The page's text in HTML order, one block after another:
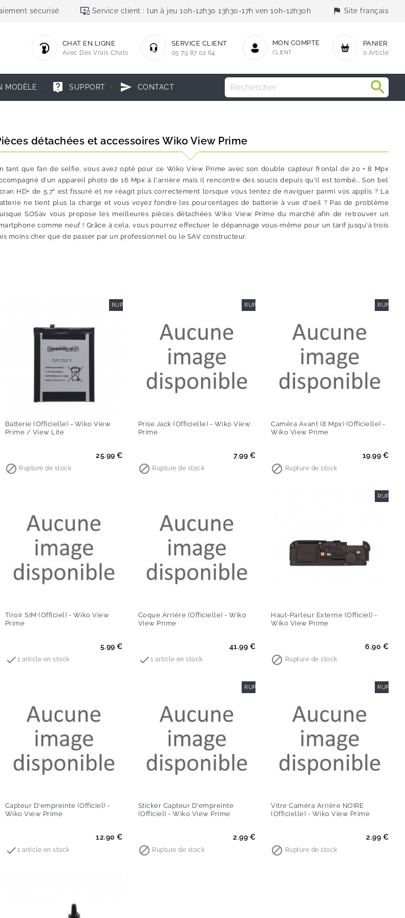
sécurisé important_devices Service client : lun à jeu 10h-12h30 13h30-17h ven 10h-12h30h flag Site français
PANIER
0 Article
MON COMPTE
CLIENT
SERVICE CLIENT
05 79 87 02 64
CHAT EN LIGNE
Avec Des Vrais Chats
MODÈLE live_help SUPPORT send CONTACT
détachées et accessoires Wiko View Prime
tant que fan de selfie, vous avez opté pour ce Wiko View Prime avec son double capteur frontal de 20 + 8 Mpx
d'un appareil photo de 16 Mpx à l'arrière mais il rencontre des soucis depuis qu'il est tombé... Son bel
HD+ de 5,7" est fissuré et ne réagit plus correctement lorsque vous tentez de naviguer parmi vos applis ? La
ne tient plus la charge et vous voyez fondre les pourcentages de batterie à vue d'oeil ? Pas de problème
SOSav vous propose les meilleures pièces détachées Wiko View Prime du marché afin de retrouver un
comme neuf ! Grâce à cela, vous pourrez effectuer le dépannage vous-même pour un tarif jusqu'à trois
moins cher que de passer par un professionnel ou le SAV constructeur.
DE STOCK RUPTURE DE STOCK
Batterie (Officielle) - Wiko View
Prime / View Lite
25.99 €
 Rupture de stock
RUPTURE DE STOCK
Prise Jack (Officielle) - Wiko View
Prime
7.99 €
 Rupture de stock
Caméra Avant (8 Mpx) (Officielle) -
Wiko View Prime
19.99 €
 Rupture de stock
DE STOCK
Tiroir SIM (Officiel) - Wiko View
Prime
5.99 €
 1 article en stock
Coque Arrière (Officielle) - Wiko
View Prime
41.99 €
 1 article en stock
Haut-Parleur Externe (Officiel) -
Wiko View Prime
6.90 €
 Rupture de stock
DE STOCK
Capteur D'empreinte (Officiel) -
Wiko View Prime
12.90 €
 1 article en stock
RUPTURE DE STOCK
Sticker Capteur D'empreinte
(Officiel) - Wiko View Prime
2.99 €
 Rupture de stock
Vitre Caméra Arrière NOIRE
(Officielle) - Wiko View Prime
2.99 €
 Rupture de stock